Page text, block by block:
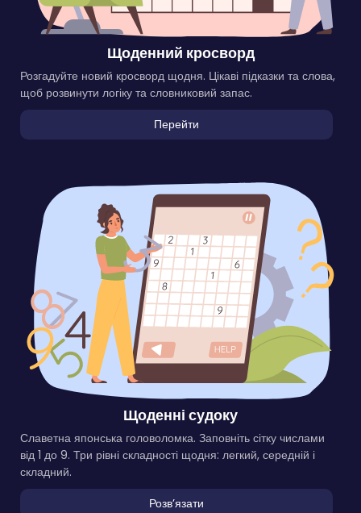
Щоденний кросворд
Розгадуйте новий кросворд щодня. Цікаві підказки та слова,
щоб розвинути логіку та словниковий запас.
Перейти
Щоденні судоку
Славетна японська головоломка. Заповніть сітку числами
від 1 до 9. Три рівні складності щодня: легкий, середній і
складний.
Розвʼязати